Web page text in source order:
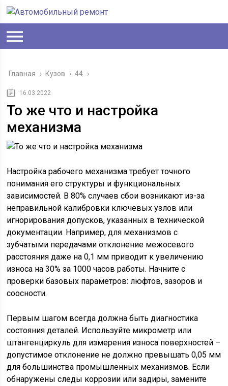
Главная › Кузов › 44 ›
16.03.2022
То же что и настройка
механизма
Настройка рабочего механизма требует точного
понимания его структуры и функциональных
зависимостей. В 80% случаев сбои возникают из-за
неправильной калибровки ключевых узлов или
игнорирования допусков, указанных в технической
документации. Например, для механизмов с
зубчатыми передачами отклонение межосевого
расстояния даже на 0,1 мм приводит к увеличению
износа на 30% за 1000 часов работы. Начните с
проверки базовых параметров: люфтов, зазоров и
соосности.
Первым шагом всегда должна быть диагностика
состояния деталей. Используйте микрометр или
штангенциркуль для измерения износа поверхностей –
допустимое отклонение не должно превышать 0,05 мм
для большинства промышленных механизмов. Если
обнаружены следы коррозии или задиры, замените